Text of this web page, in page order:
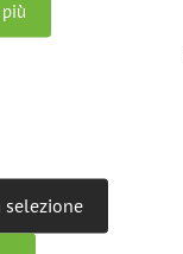
selezione
Ciliegie amarene